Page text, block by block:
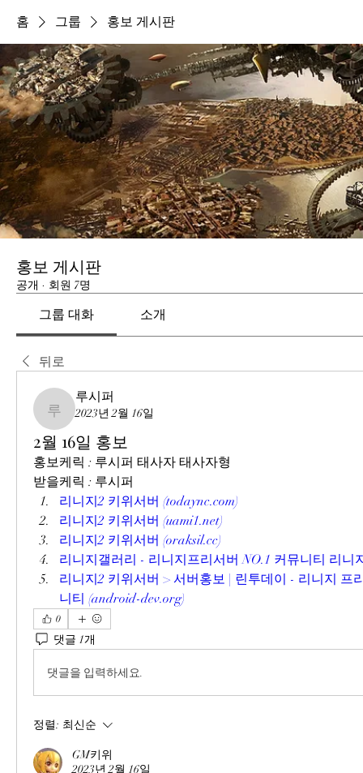
홈 그룹 홍보 게시판
홍보 게시판
공개 · 회원 7명
그룹 대화 소개
뒤로
루시퍼
루시퍼
2023년 2월 16일
2월 16일 홍보
홍보케릭 : 루시퍼 태사자 태사자형
받을케릭 : 루시퍼
리니지2 키위서버 (todaync.com)
리니지2 키위서버 (uami1.net)
리니지2 키위서버 (oraksil.cc)
리니지갤러리 - 리니지프리서버 NO.1 커뮤니티 리니
리니지2 키위서버 > 서버홍보 | 린투데이 - 리니지 프
니티 (android-dev.org)
0
댓글 1개
댓글을 입력하세요.
정렬: 최신순
GM키위
2023년 2월 16일